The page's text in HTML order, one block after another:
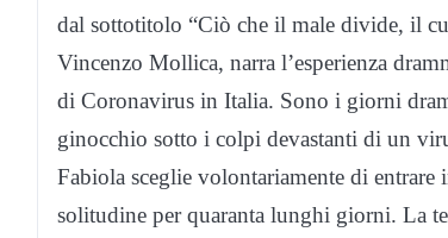
dal sottotitolo “Ciò che il male divide, il
Vincenzo Mollica, narra l’esperienza
di Coronavirus in Italia. Sono i giorni
ginocchio sotto i colpi devastanti di un
Fabiola sceglie volontariamente di entrare
solitudine per quaranta lunghi giorni. La